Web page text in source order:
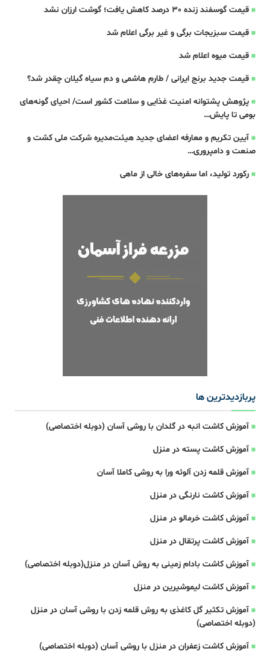
قیمت گوسفند زنده 30 درصد کاهش یافت؛ گوشت ارزان نشد
قیمت سبزیجات برگی و غیر برگی اعلام شد
قیمت میوه اعلام شد
قیمت جدید برنج ایرانی / طارم هاشمی و دم سیاه گیلان چقدر شد؟
پژوهش پشتوانه امنیت غذایی و سلامت کشور است/ احیای گونه‌های
بومی تا پایش…
آیین تکریم و معارفه اعضای جدید هیئت‌مدیره شرکت ملی کشت و
صنعت و دامپروری…
رکورد تولید، اما سفره‌های خالی از ماهی
پربازدیدترین ها
آموزش کاشت انبه در گلدان با روشی آسان (دوبله اختصاصی)
آموزش کاشت پسته در منزل
آموزش قلمه زدن آلوئه ورا به روشی کاملا آسان
آموزش کاشت نارنگی در منزل
آموزش کاشت خرمالو در منزل
آموزش کاشت پرتقال در منزل
آموزش کاشت بادام زمینی به روش آسان در منزل(دوبله اختصاصی)
آموزش کاشت لیموشیرین در منزل
آموزش تکثیر گل کاغذی به روش قلمه زدن با روشی آسان در منزل
(دوبله اختصاصی)
آموزش کاشت زعفران در منزل با روشی آسان (دوبله اختصاصی)